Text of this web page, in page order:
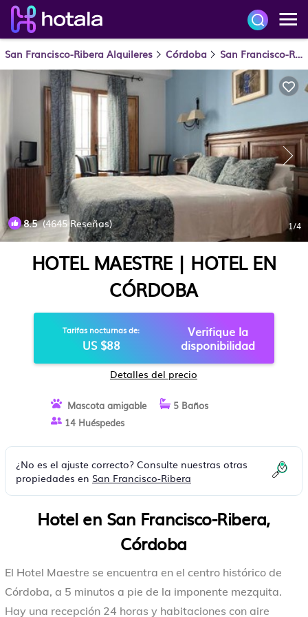
San Francisco-Ribera Alquileres Córdoba San Francisco-Ribera
8.5(4645 Reseñas) 1/4
HOTEL MAESTRE | HOTEL EN
CÓRDOBA
Tarifas nocturnas de:
US $88
Verifique la
disponibilidad
Detalles del precio
Mascota amigable
5 Baños
14 Huéspedes
¿No es el ajuste correcto? Consulte nuestras otras
propiedades en San Francisco-Ribera
Hotel en San Francisco-Ribera,
Córdoba
El Hotel Maestre se encuentra en el centro histórico de
Córdoba, a 5 minutos a pie de la imponente mezquita.
Hay una recepción 24 horas y habitaciones con aire